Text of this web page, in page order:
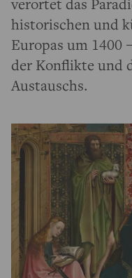
historischen und
Europas um 1400
der Konflikte und
Austauschs.